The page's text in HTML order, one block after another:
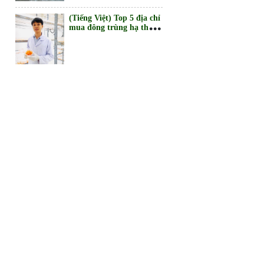
(Tiếng Việt) Top 5 địa chỉ
mua đông trùng hạ thảo
ở tphcm